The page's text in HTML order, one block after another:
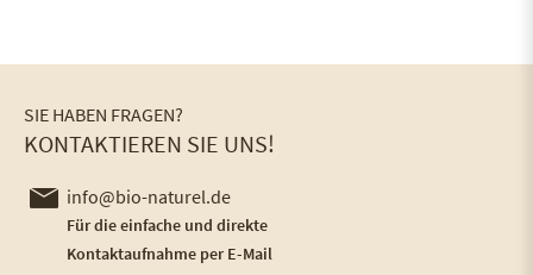
SIE HABEN FRAGEN?
KONTAKTIEREN SIE UNS!
info@bio-naturel.de
Für die einfache und direkte
Kontaktaufnahme per E-Mail